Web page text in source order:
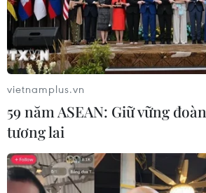
TIN CÙNG CHUYÊN MỤC
vietnamplus.vn
59 năm ASEAN: Giữ vững
tương lai